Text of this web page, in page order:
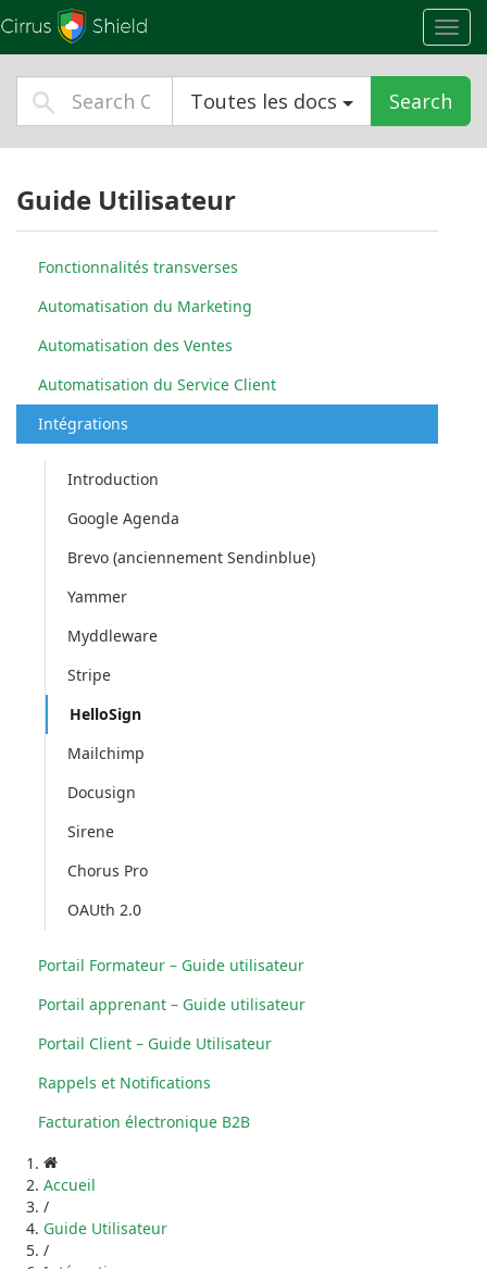
Toutes les docs Search
Guide Utilisateur
Fonctionnalités transverses
Automatisation du Marketing
Automatisation des Ventes
Automatisation du Service Client
Intégrations
Introduction
Google Agenda
Brevo (anciennement Sendinblue)
Yammer
Myddleware
Stripe
HelloSign
Mailchimp
Docusign
Sirene
Chorus Pro
OAUth 2.0
Portail Formateur – Guide utilisateur
Portail apprenant – Guide utilisateur
Portail Client – Guide Utilisateur
Rappels et Notifications
Facturation électronique B2B
Accueil
/
Guide Utilisateur
/